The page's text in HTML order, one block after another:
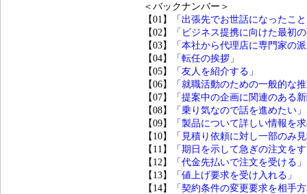
＜バックナンバー＞
【01】
「出張先でお世話になったこ
【02】
「ビジネス提携に向けた最初
【03】
「本社から代理店に専門家の
【04】
「転任の挨拶」
【05】
「友人を紹介する」
【06】
「就職活動のための一般的な
【07】
「提案中の企画に関連のある
【08】
「乗り気なので話を進めたい」
【09】
「製品について詳しい情報を
【10】
「見積り依頼に対し一部のみ
【11】
「期日を示して急ぎの注文を
【12】
「代金先払いで注文を受ける」
【13】
「値上げ要求を受け入れる」
【14】
「契約条件の変更要求を相手